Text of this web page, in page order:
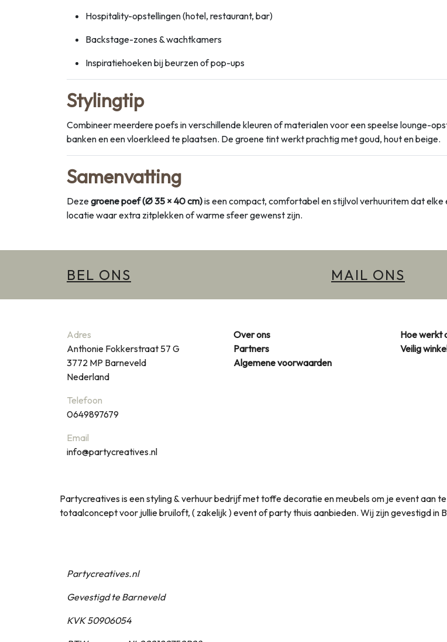
Hospitality-opstellingen (hotel, restaurant, bar)
Backstage-zones & wachtkamers
Inspiratiehoeken bij beurzen of pop-ups
Stylingtip
Combineer meerdere poefs in verschillende kleuren of materialen voor een speelse lounge-
banken en een vloerkleed te plaatsen. De groene tint werkt prachtig met goud, hout en beige.
Samenvatting
Dezegroene poef (Ø 35 × 40 cm)is een compact, comfortabel en stijlvol verhuuritem dat
locatie waar extra zitplekken of warme sfeer gewenst zijn.
BEL ONS MAIL ONS
Adres
Anthonie Fokkerstraat 57 G
3772 MP Barneveld
Nederland
Telefoon
0649897679
Email
info@partycreatives.nl
Over ons
Partners
Algemene voorwaarden
Hoe werkt
Veilig
Partycreatives is een styling & verhuur bedrijf met toffe decoratie en meubels om je event aan
totaalconcept voor jullie bruiloft, ( zakelijk ) event of party thuis aanbieden. Wij zijn gevestigd in
Partycreatives.nl
Gevestigd te Barneveld
KVK 50906054